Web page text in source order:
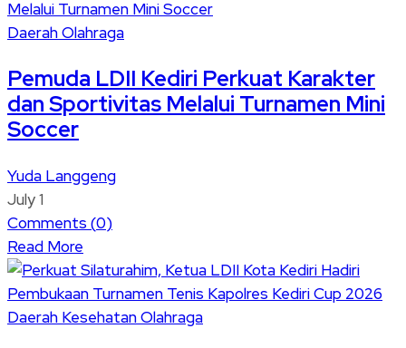
DaerahOlahraga
Pemuda LDII Kediri Perkuat Karakter
dan Sportivitas Melalui Turnamen Mini
Soccer
Yuda Langgeng
July 1
Comments (0)
Read More
Daerah KesehatanOlahraga